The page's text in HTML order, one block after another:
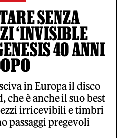
SENZA
‘INVISIBLE
40 ANNI
in Europa il disco
che è anche il suo best
irricevibili e timbri
passaggi pregevoli